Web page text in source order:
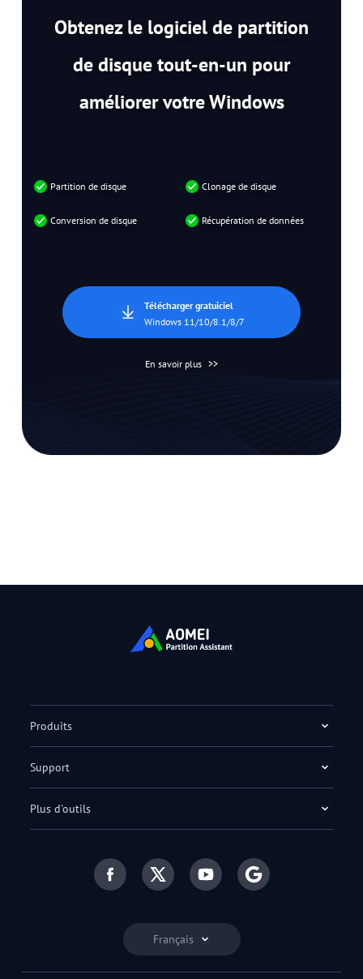
Obtenez le logiciel de partition
de disque tout-en-un pour
améliorer votre Windows
Partition de disque Clonage de disque
Conversion de disque Récupération de données
Télécharger gratuiciel
Windows 11/10/8.1/8/7
En savoir plus >>
Français
Produits
Support
Plus d'outils